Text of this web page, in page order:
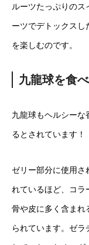
ルーツたっぷりの
ーツでデトックスし
を楽しむのです。
九龍球を食
九龍球もヘルシーな
るとされています！
ゼリー部分に使用さ
れているほど、コラ
骨や皮に多く含まれ
られています。ゼラ